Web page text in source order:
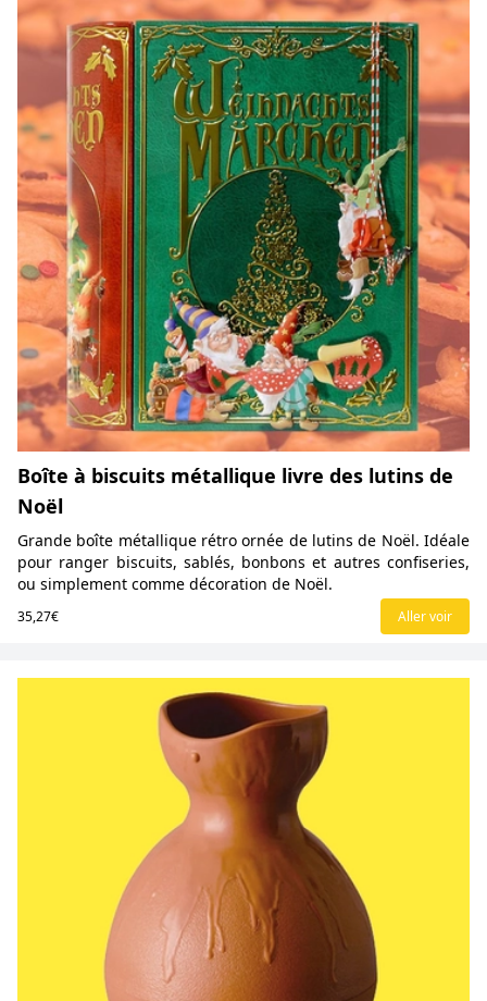
Boîte à biscuits métallique livre des lutins de
Noël
Grande boîte métallique rétro ornée de lutins de Noël. Idéale
pour ranger biscuits, sablés, bonbons et autres confiseries,
ou simplement comme décoration de Noël.
35,27€ Aller voir